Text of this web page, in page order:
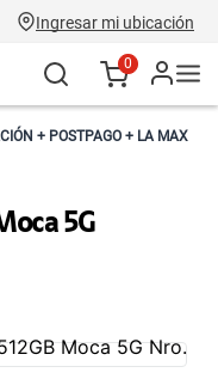
Ingresar mi ubicación
0
+ POSTPAGO + LA MAX
5G